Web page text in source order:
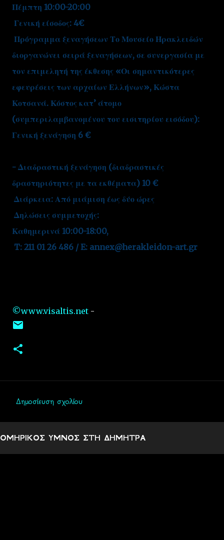
Πέμπτη 10:00-20:00
Γενική είσοδος: 4€
Πρόγραμμα ξεναγήσεων Το Μουσείο Ηρακλειδών
διοργανώνει σειρά ξεναγήσεων, σε συνεργασία με
τον επιμελητή της έκθεσης «Οι σημαντικότερες
εφευρέσεις των αρχαίων Ελλήνων», Κώστα
Κοτσανά. Κόστος κατ’ άτομο
(συμπεριλαμβανομένου του εισιτηρίου εισόδου):
Γενική ξενάγηση 6 €
- Διαδραστική ξενάγηση (διαδραστικές
δραστηριότητες με τα εκθέματα) 10 €
Διάρκεια: Από μιάμιση έως δύο ώρες
Δηλώσεις συμμετοχής:
Καθημερινά 10:00-18:00,
T: 211 01 26 486 / E: annex@herakleidon-art.gr
©www.visaltis.net -
ό
λ
Δημοσίευση σχολίου
ΟΜΗΡΙΚΟΣ ΥΜΝΟΣ ΣΤΗ ΔΗΜΗΤΡΑ